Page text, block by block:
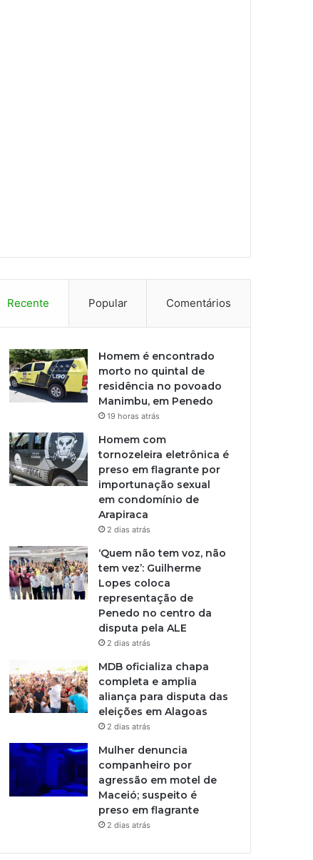
Recente Popular Comentários
Homem é encontrado
morto no quintal de
residência no povoado
Manimbu, em Penedo
19 horas atrás
Homem com
tornozeleira eletrônica é
preso em flagrante por
importunação sexual
em condomínio de
Arapiraca
2 dias atrás
‘Quem não tem voz, não
tem vez’: Guilherme
Lopes coloca
representação de
Penedo no centro da
disputa pela ALE
2 dias atrás
MDB oficializa chapa
completa e amplia
aliança para disputa das
eleições em Alagoas
2 dias atrás
Mulher denuncia
companheiro por
agressão em motel de
Maceió; suspeito é
preso em flagrante
2 dias atrás